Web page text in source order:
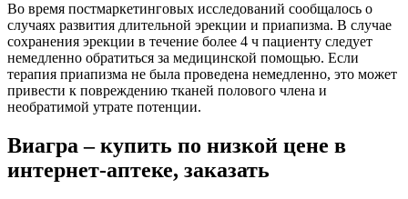
Во время постмаркетинговых исследований сообщалось о
случаях развития длительной эрекции и приапизма. В случае
сохранения эрекции в течение более 4 ч пациенту следует
немедленно обратиться за медицинской помощью. Если
терапия приапизма не была проведена немедленно, это может
привести к повреждению тканей полового члена и
необратимой утрате потенции.
Виагра – купить по низкой цене в
интернет‐аптеке, заказать